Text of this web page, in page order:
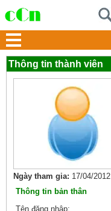
Thông tin thành viên
Ngày tham gia: 17/04/2012
Thông tin bản thân
Tên đăng nhập: